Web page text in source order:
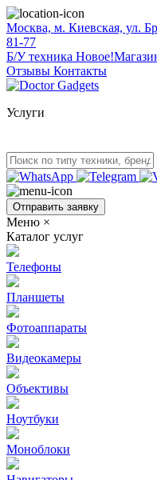
Москва, м. Киевская, ул.
81-77
Б/У техникa Новое!
Отзывы Контакты
Услуги
Отправить заявку
Меню ×
Каталог услуг
Телефоны
Планшеты
Фотоаппараты
Видеокамеры
Объективы
Ноутбуки
Моноблоки